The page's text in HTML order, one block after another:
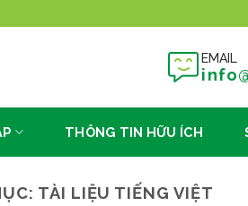
EMAIL
THÔNG TIN HỮU ÍCH
TÀI LIỆU TIẾNG VIỆT